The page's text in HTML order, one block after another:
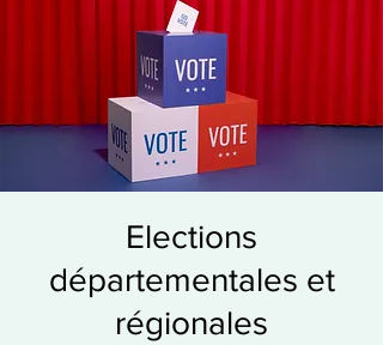
Elections
départementales et
régionales